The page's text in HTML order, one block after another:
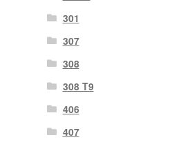
301
307
308
308 T9
406
407